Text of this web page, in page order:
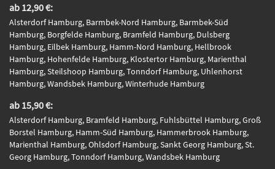
ab 12,90 €:
Alsterdorf Hamburg, Barmbek-Nord Hamburg, Barmbek-Süd
Hamburg, Borgfelde Hamburg, Bramfeld Hamburg, Dulsberg
Hamburg, Eilbek Hamburg, Hamm-Nord Hamburg, Hellbrook
Hamburg, Hohenfelde Hamburg, Klostertor Hamburg, Marienthal
Hamburg, Steilshoop Hamburg, Tonndorf Hamburg, Uhlenhorst
Hamburg, Wandsbek Hamburg, Winterhude Hamburg
ab 15,90 €:
Alsterdorf Hamburg, Bramfeld Hamburg, Fuhlsbüttel Hamburg, Groß
Borstel Hamburg, Hamm-Süd Hamburg, Hammerbrook Hamburg,
Marienthal Hamburg, Ohlsdorf Hamburg, Sankt Georg Hamburg, St.
Georg Hamburg, Tonndorf Hamburg, Wandsbek Hamburg